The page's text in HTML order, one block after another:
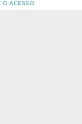
O ACESSO